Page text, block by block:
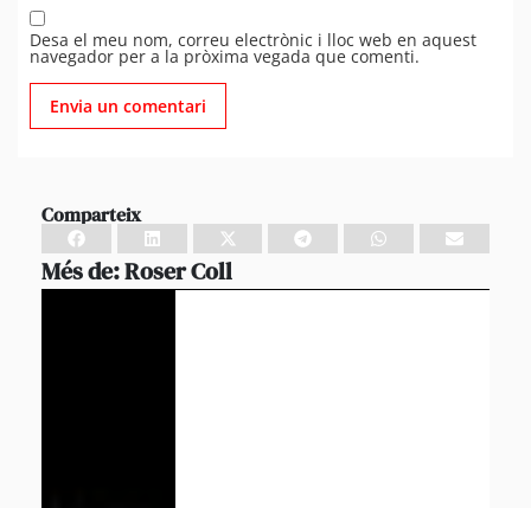
Desa el meu nom, correu electrònic i lloc web en aquest
navegador per a la pròxima vegada que comenti.
Comparteix
Més de:Roser Coll